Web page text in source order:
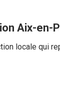
Aix-en-
locale qui